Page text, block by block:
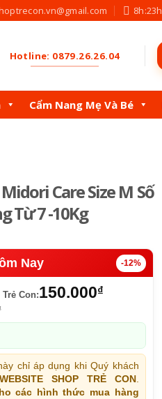
8h:23h
Hotline: 0879.26.26.04
Cẩm Nang Mẹ Và Bé
Care Size M Số
Từ 7 -10Kg
Nay -12%
Con:150.000₫
chỉ áp dụng khi Quý khách
SHOP TRẺ CON.
các hình thức mua hàng